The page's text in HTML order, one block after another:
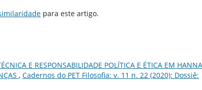
para este artigo.
E RESPONSABILIDADE POLÍTICA E ÉTICA EM
, Cadernos do PET Filosofia: v. 11 n. 22 (2020): Dossiê: